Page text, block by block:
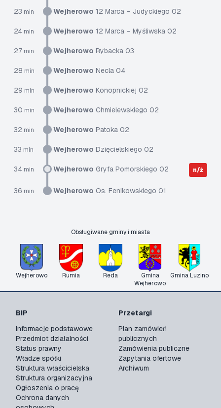
23 min Wejherowo 12 Marca – Judyckiego 02
24 min Wejherowo 12 Marca – Myśliwska 02
27 min Wejherowo Rybacka 03
28 min Wejherowo Necla 04
29 min Wejherowo Konopnickiej 02
30 min Wejherowo Chmielewskiego 02
32 min Wejherowo Patoka 02
33 min Wejherowo Dzięcielskiego 02
34 min Wejherowo Gryfa Pomorskiego 02 n/ż
36 min Wejherowo Os. Fenikowskiego 01
Obsługiwane gminy i miasta
Wejherowo Rumia Reda
Gmina
Wejherowo
Gmina Luzino
BIP
Informacje podstawowe
Przedmiot działalności
Status prawny
Władze spółki
Struktura właścicielska
Struktura organizacyjna
Ogłoszenia o pracę
Ochrona danych
Przetargi
Plan zamówień
publicznych
Zamówienia publiczne
Zapytania ofertowe
Archiwum